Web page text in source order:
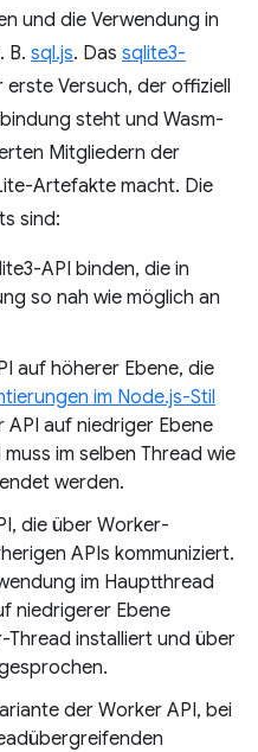
und die Verwendung in
B. sql.js. Das sqlite3-
erste Versuch, der offiziell
steht und Wasm-
Mitgliedern der
Artefakte macht. Die
sind:
API binden, die in
so nah wie möglich an
auf höherer Ebene, die
im Node.js-Stil
auf niedriger Ebene
im selben Thread wie
werden.
die über Worker-
APIs kommuniziert.
im Hauptthread
niedrigerer Ebene
Thread installiert und über
der Worker API, bei